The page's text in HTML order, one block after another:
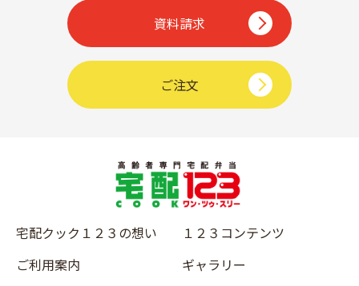
資料請求
ご注文
宅配クック１２３の想い
ご利用案内
１２３コンテンツ
ギャラリー